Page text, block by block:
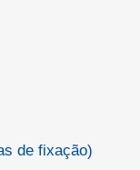
de fixação)